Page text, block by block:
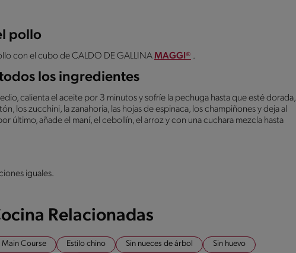
pollo
con el cubo de CALDO DE GALLINAMAGGI® .
los ingredientes
calienta el aceite por 3 minutos y sofríe la pechuga hasta que esté dorada,
los zucchini, la zanahoria, las hojas de espinaca, los champiñones y deja al
último, añade el maní, el cebollín, el arroz y con una cuchara mezcla hasta
iguales.
Relacionadas
Main Course Estilo chino Sin nueces de árbol
Sin huevo